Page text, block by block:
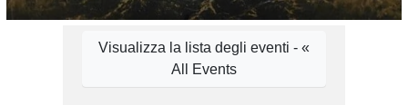
Visualizza la lista degli eventi - «
All Events